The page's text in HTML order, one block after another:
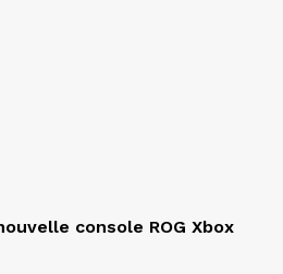
console ROG Xbox